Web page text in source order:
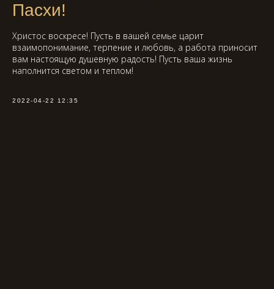
Пасхи!
Христос воскресе! Пусть в вашей семье царит
взаимопонимание, терпение и любовь, а работа приносит
вам настоящую душевную радость! Пусть ваша жизнь
наполнится светом и теплом!
2022-04-22 12:35